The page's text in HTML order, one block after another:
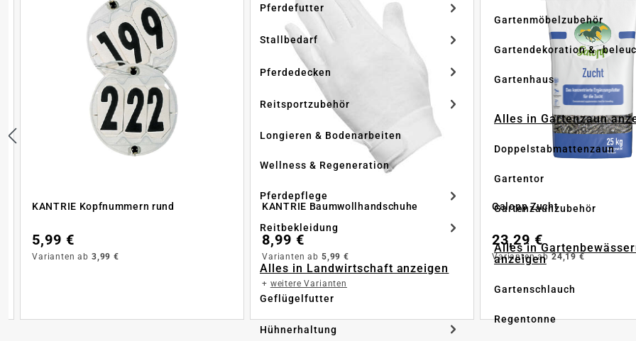
Pferdefutter
Stallbedarf
Pferdedecken
Reitsportzubehör
Longieren & Bodenarbeiten
Wellness & Regeneration
Pferdepflege
Reitbekleidung
Alles in Landwirtschaft anzeigen
Geflügelfutter
Hühnerhaltung
Gartenmöbelzubehör
Gartendekoration & -
Gartenhaus
Alles in Gartenzaun
Doppelstabmattenzaun
Gartentor
Gartenzaunzubehör
Alles in
anzeigen
Gartenschlauch
Regentonne
KANTRIE Kopfnummern rund
5,99 €
Varianten ab 3,99 €
KANTRIE Baumwollhandschuhe
8,99 €
Varianten ab 5,99 €
+ weitere Varianten
Galopp Zucht
23,29 €
Varianten ab 24,19 €